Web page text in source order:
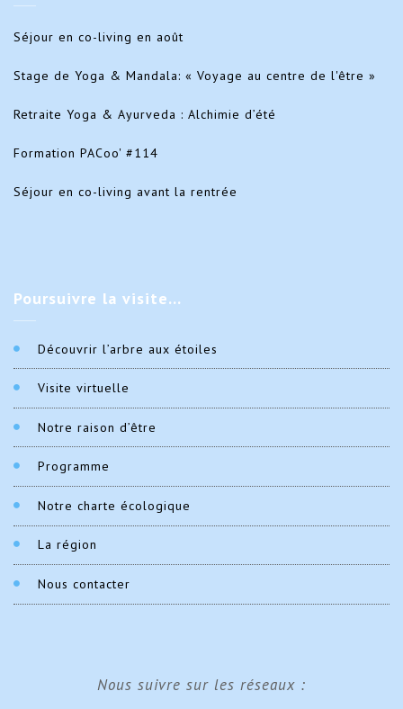
Séjour en co-living en août
Stage de Yoga & Mandala: « Voyage au centre de l'être »
Retraite Yoga & Ayurveda : Alchimie d’été
Formation PACoo' #114
Séjour en co-living avant la rentrée
Poursuivre la visite…
Découvrir l’arbre aux étoiles
Visite virtuelle
Notre raison d’être
Programme
Notre charte écologique
La région
Nous contacter
Nous suivre sur les réseaux :